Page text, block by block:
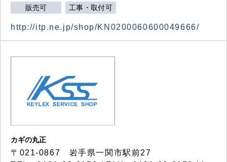
販売可 工事・取付可
http://itp.ne.jp/shop/KN0200060600049666/
カギの丸正
〒021-0867 岩手県一関市駅前27